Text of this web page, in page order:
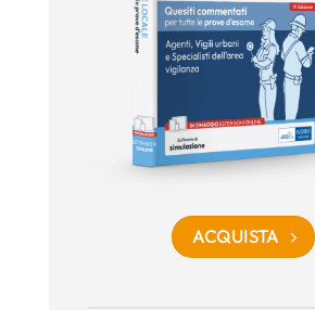
ACQUISTA